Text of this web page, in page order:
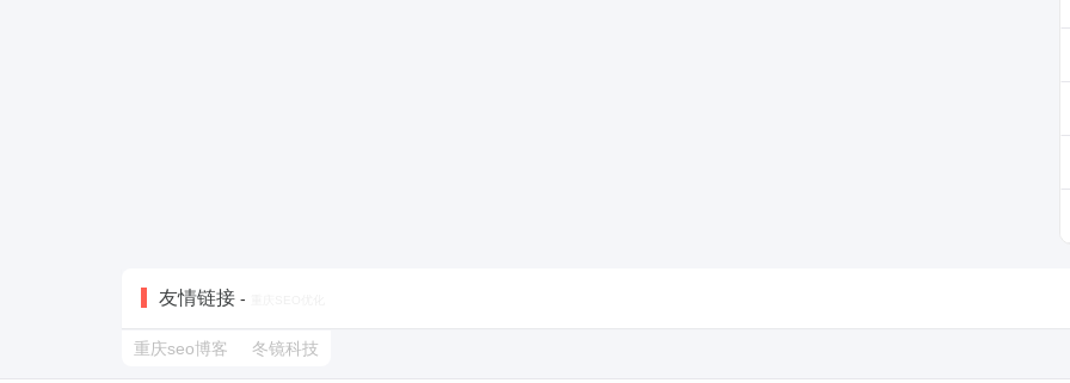
友情链接 -
重庆seo博客 冬镜科技